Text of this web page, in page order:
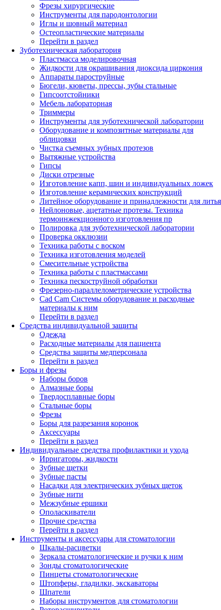
Фрезы хирургические
Инструменты для пародонтологии
Иглы и шовный материал
Остеопластические материалы
Перейти в раздел
Зуботехническая лаборатория
Пластмасса моделировочная
Жидкости для окрашивания диоксида циркония
Аппараты пароструйные
Бюгели, кюветы, прессы, зубы стальные
Гипсоотстойники
Мебель лабораторная
Триммеры
Инструменты для зуботехнической лаборатории
Оборудование и композитные материалы для
облицовки
Чистка съемных зубных протезов
Вытяжные устройства
Гипсы
Диски отрезные
Изготовление капп, шин и индивидуальных ложек
Изготовление керамических конструкций
Литейное оборудование и принадлежности для литья
Нейлоновые, ацетатные протезы. Техника
термоинжекционного изготовления пр
Полировка для зуботехнической лаборатории
Проверка окклюзии
Техника работы с воском
Техника изготовления моделей
Смесительные устройства
Техника работы с пластмассами
Техника пескоструйной обработки
Фрезерно-параллелометрические устройства
Cad Cam Системы оборудование и расходные
материалы к ним
Перейти в раздел
Средства индивидуальной защиты
Одежда
Расходные материалы для пациента
Средства защиты медперсонала
Перейти в раздел
Боры и фрезы
Наборы боров
Алмазные боры
Твердосплавные боры
Стальные боры
Фрезы
Боры для разрезания коронок
Аксессуары
Перейти в раздел
Индивидуальные средства профилактики и ухода
Ирригаторы, жидкости
Зубные щетки
Зубные пасты
Насадки для электрических зубных щеток
Зубные нити
Межзубные ершики
Ополаскиватели
Прочие средства
Перейти в раздел
Инструменты и аксессуары для стоматологии
Шкалы-расцветки
Зеркала стоматологические и ручки к ним
Зонды стоматологические
Пинцеты стоматологические
Штопферы, гладилки, экскаваторы
Шпатели
Наборы инструментов для стоматологии